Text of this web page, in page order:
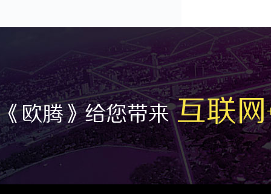
《欧腾》给您带来互联网